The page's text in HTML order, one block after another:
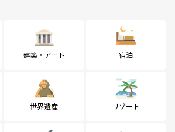
建築・アート 宿泊
世界遺産 リゾート